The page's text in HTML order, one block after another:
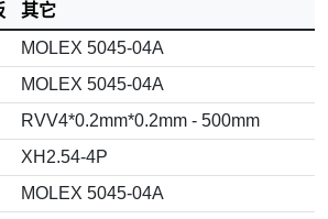
其它
MOLEX 5045-04A
MOLEX 5045-04A
RVV4*0.2mm*0.2mm - 500mm
XH2.54-4P
MOLEX 5045-04A